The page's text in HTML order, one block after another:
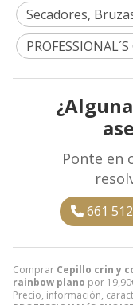
Comprar Cepillo crin y
rainbow plano por 19,90
Precio, información,
Secadores,
Ponte en
661